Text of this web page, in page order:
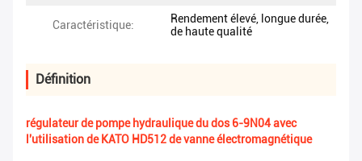
Caractéristique:
Rendement élevé, longue durée,
de haute qualité
Définition
régulateur de pompe hydraulique du dos 6-9N04 avec
l'utilisation de KATO HD512 de vanne électromagnétique